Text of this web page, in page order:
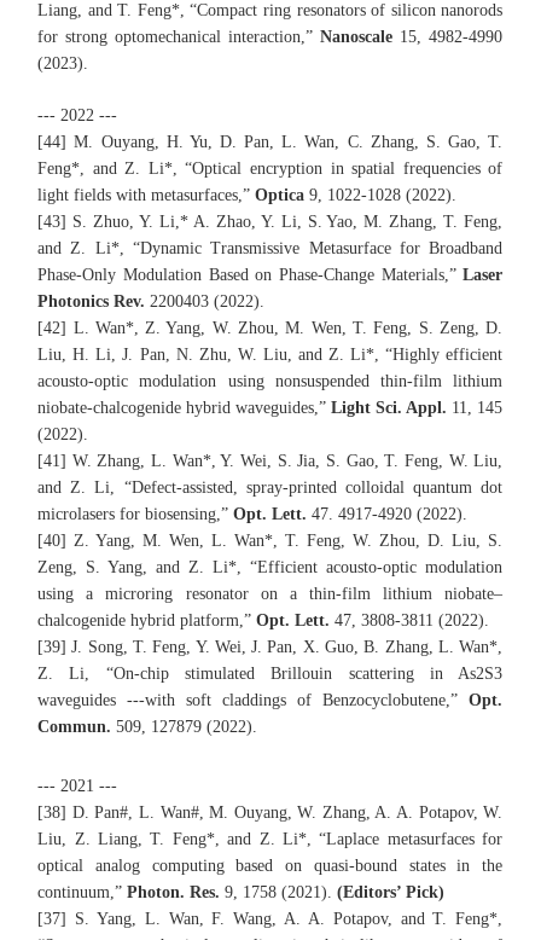
Liang, and T. Feng*, “Compact ring resonators of silicon nanorods
for strong optomechanical interaction,”Nanoscale 15, 4982-4990
(2023).
--- 2022 ---
[44] M. Ouyang, H. Yu, D. Pan, L. Wan, C. Zhang, S. Gao, T.
Feng*, and Z. Li*, “Optical encryption in spatial frequencies of
light fields with metasurfaces,”Optica 9, 1022-1028 (2022).
[43] S. Zhuo, Y. Li,* A. Zhao, Y. Li, S. Yao, M. Zhang, T. Feng,
and Z. Li*, “Dynamic Transmissive Metasurface for Broadband
Phase-Only Modulation Based on Phase-Change Materials,”Laser
Photonics Rev. 2200403 (2022).
[42] L. Wan*, Z. Yang, W. Zhou, M. Wen, T. Feng, S. Zeng, D.
Liu, H. Li, J. Pan, N. Zhu, W. Liu, and Z. Li*, “Highly efficient
acousto-optic modulation using nonsuspended thin-film lithium
niobate-chalcogenide hybrid waveguides,”Light Sci. Appl. 11, 145
(2022).
[41] W. Zhang, L. Wan*, Y. Wei, S. Jia, S. Gao, T. Feng, W. Liu,
and Z. Li, “Defect-assisted, spray-printed colloidal quantum dot
microlasers for biosensing,”Opt. Lett. 47. 4917-4920 (2022).
[40] Z. Yang, M. Wen, L. Wan*, T. Feng, W. Zhou, D. Liu, S.
Zeng, S. Yang, and Z. Li*, “Efficient acousto-optic modulation
using a microring resonator on a thin-film lithium niobate–
chalcogenide hybrid platform,”Opt. Lett. 47, 3808-3811 (2022).
[39] J. Song, T. Feng, Y. Wei, J. Pan, X. Guo, B. Zhang, L. Wan*,
Z. Li, “On-chip stimulated Brillouin scattering in As2S3
waveguides ---with soft claddings of Benzocyclobutene,”Opt.
Commun. 509, 127879 (2022).
--- 2021 ---
[38] D. Pan#, L. Wan#, M. Ouyang, W. Zhang, A. A. Potapov, W.
Liu, Z. Liang, T. Feng*, and Z. Li*, “Laplace metasurfaces for
optical analog computing based on quasi-bound states in the
continuum,”Photon. Res. 9, 1758 (2021).(Editors’ Pick)
[37] S. Yang, L. Wan, F. Wang, A. A. Potapov, and T. Feng*,